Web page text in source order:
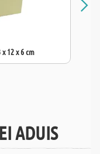
12 x 6 cm
ADUIS